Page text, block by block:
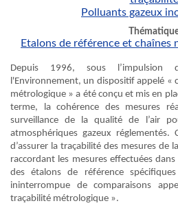
Polluants gazeux
Etalons de référence et chaînes
Depuis 1996, sous l’impulsion
l'Environnement, un dispositif appelé «
métrologique » a été conçu et mis en
terme, la cohérence des mesures
surveillance de la qualité de l’air
atmosphériques gazeux
d’assurer la traçabilité des mesures de
raccordant les mesures effectuées
des étalons de référence
ininterrompue de comparaisons
traçabilité métrologique ».